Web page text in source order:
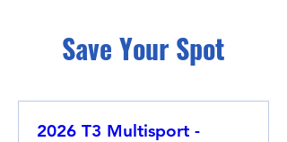
Save Your Spot
2026 T3 Multisport -